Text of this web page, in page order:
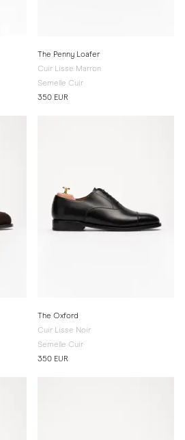
The Penny Loafer
Cuir Lisse Marron
Semelle Cuir
350 EUR
The Oxford
Cuir Lisse Noir
Semelle Cuir
350 EUR